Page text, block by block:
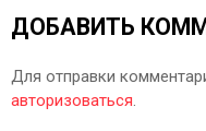
ДОБАВИТЬ
Для отправки
авторизоваться.